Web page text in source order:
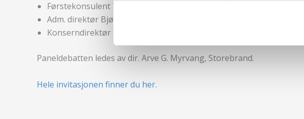
Førstekonsulent Tom Berger Trondsen, Kredittilsynet
Adm. direktør Bjørn Erik Simenstad, Industriforsikring AS
Konserndirektør Nils Arne Fagerli, Gjensidige
Paneldebatten ledes av dir. Arve G. Myrvang, Storebrand.
Hele invitasjonen finner du her.